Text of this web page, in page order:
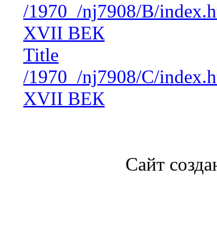
/1970_/nj7908/B/
XVII ВЕК
Title
/1970_/nj7908/C/
XVII ВЕК
Сайт